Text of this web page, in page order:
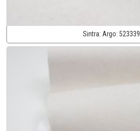
Sintra: Argo: 523339